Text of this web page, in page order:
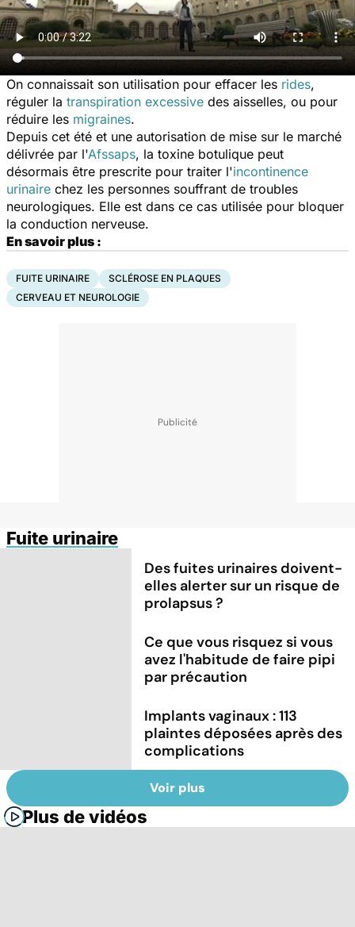
On connaissait son utilisation pour effacer les rides,
réguler la transpiration excessive des aisselles, ou pour
réduire les migraines.
Depuis cet été et une autorisation de mise sur le marché
délivrée par l'Afssaps, la toxine botulique peut
désormais être prescrite pour traiter l'incontinence
urinaire chez les personnes souffrant de troubles
neurologiques. Elle est dans ce cas utilisée pour bloquer
la conduction nerveuse.
En savoir plus :
FUITE URINAIRE
SCLÉROSE EN PLAQUES
CERVEAU ET NEUROLOGIE
Fuite urinaire
Des fuites urinaires doivent-
elles alerter sur un risque de
prolapsus ?
Ce que vous risquez si vous
avez l'habitude de faire pipi
par précaution
Implants vaginaux : 113
plaintes déposées après des
complications
Voir plus
Plus de vidéos